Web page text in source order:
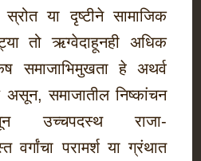
स्रोत या दृष्टीने सामाजिक
तो ऋग्वेदाहूनही अधिक
समाजाभिमुखता हे अथर्व
समाजातील निष्कांचन
उच्चपदस्थ राजा-
वर्गांचा परामर्श या ग्रंथात